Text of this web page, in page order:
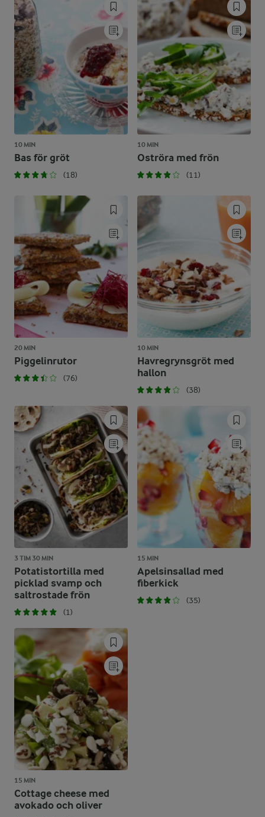
10 MIN
Bas för gröt
(18)
10 MIN
Oströra med frön
(11)
20 MIN
Piggelinrutor
(76)
10 MIN
Havregrynsgröt med
hallon
(38)
3 TIM 30 MIN
Potatistortilla med
picklad svamp och
saltrostade frön
(1)
15 MIN
Apelsinsallad med
fiberkick
(35)
15 MIN
Cottage cheese med
avokado och oliver